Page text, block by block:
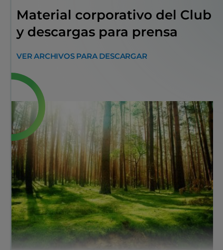
Material corporativo del Club
y descargas para prensa
VER ARCHIVOS PARA DESCARGAR